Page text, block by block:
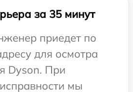
за 35 минут
приедет по
для осмотра
Dyson. При
мы